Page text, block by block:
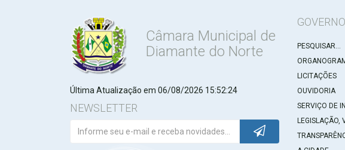
Câmara Municipal de
Diamante do Norte
Última Atualização em 06/08/2026 15:52:24
NEWSLETTER
PESQUISAR...
LICITAÇÕES
OUVIDORIA
SERVIÇO DE
LEGISLAÇÃO,